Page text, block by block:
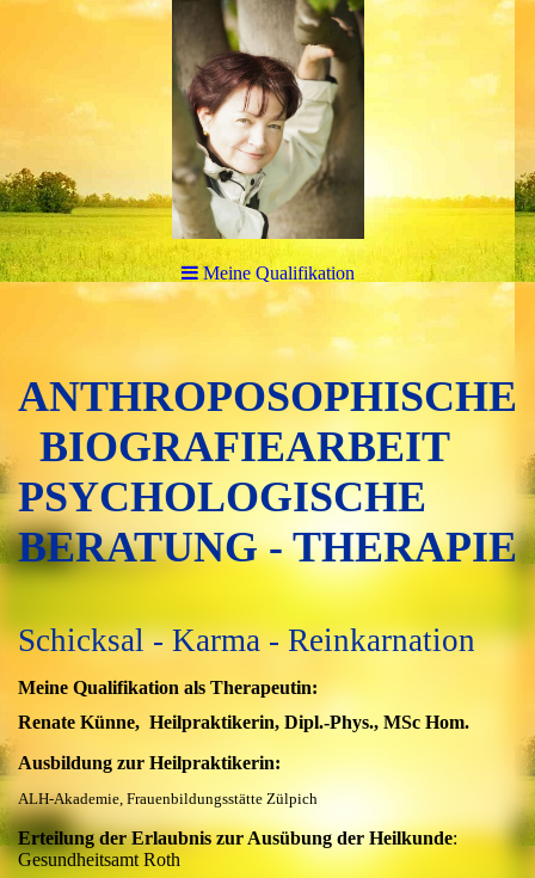
Meine Qualifikation
ANTHROPOSOPHISCHE
BIOGRAFIEARBEIT
PSYCHOLOGISCHE
BERATUNG - THERAPIE
Schicksal - Karma - Reinkarnation
Meine Qualifikation als Therapeutin:
Renate Künne, Heilpraktikerin, Dipl.-Phys., MSc Hom.
Ausbildung zur Heilpraktikerin:
ALH-Akademie, Frauenbildungsstätte Zülpich
Erteilung der Erlaubnis zur Ausübung der Heilkunde:
Gesundheitsamt Roth